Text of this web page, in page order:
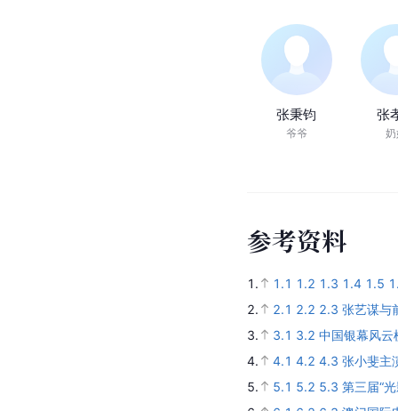
张秉钧
爷爷
张
参考资料
1. 1.1 1.2 1.3 1.4 1.5
2.
2.1 2.2 2.3 张艺谋与
3.
3.1 3.2 中国银幕风云
4.
4.1 4.2 4.3 张小斐主
5.
5.1 5.2 5.3 第三届“